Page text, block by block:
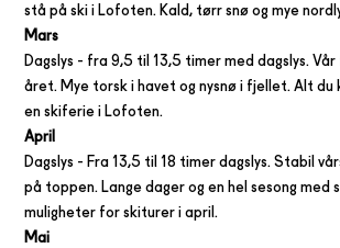
stå på ski i Lofoten. Kald, tørr snø og mye
Mars
Dagslys - fra 9,5 til 13,5 timer med dagslys.
året. Mye torsk i havet og nysnø i fjellet. Alt du
en skiferie i Lofoten.
April‍
Dagslys - Fra 13,5 til 18 timer dagslys. Stabil
på toppen. Lange dager og en hel sesong med
muligheter for skiturer i april.
Mai